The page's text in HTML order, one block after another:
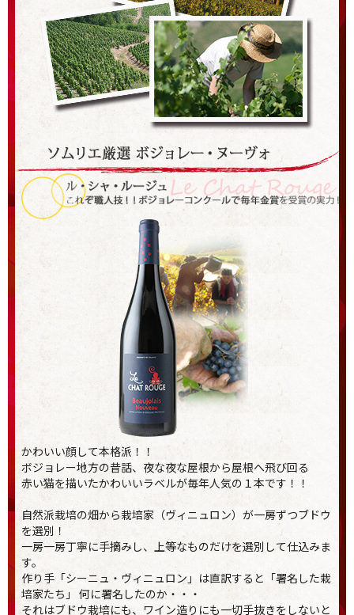
かわいい顔して本格派！！
ボジョレー地方の昔話、夜な夜な屋根から屋根へ飛び回る
赤い猫を描いたかわいいラベルが毎年人気の１本です！！
自然派栽培の畑から栽培家（ヴィニュロン）が一房ずつブドウ
を選別！
一房一房丁寧に手摘みし、上等なものだけを選別して仕込みま
す。
作り手「シーニュ・ヴィニュロン」は直訳すると「署名した栽
培家たち」 何に署名したのか・・・
それはブドウ栽培にも、ワイン造りにも一切手抜きをしないと